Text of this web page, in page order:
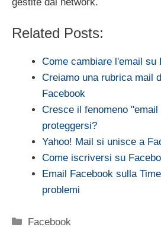
Related Posts:
Come cambiare l'email su
Creiamo una rubrica mail
Facebook
Cresce il fenomeno
proteggersi?
Yahoo! Mail si unisce a
Come iscriversi su
Email Facebook sulla
problemi
Categorie
Facebook